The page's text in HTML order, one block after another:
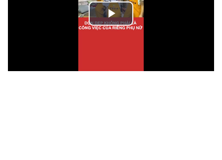
Play